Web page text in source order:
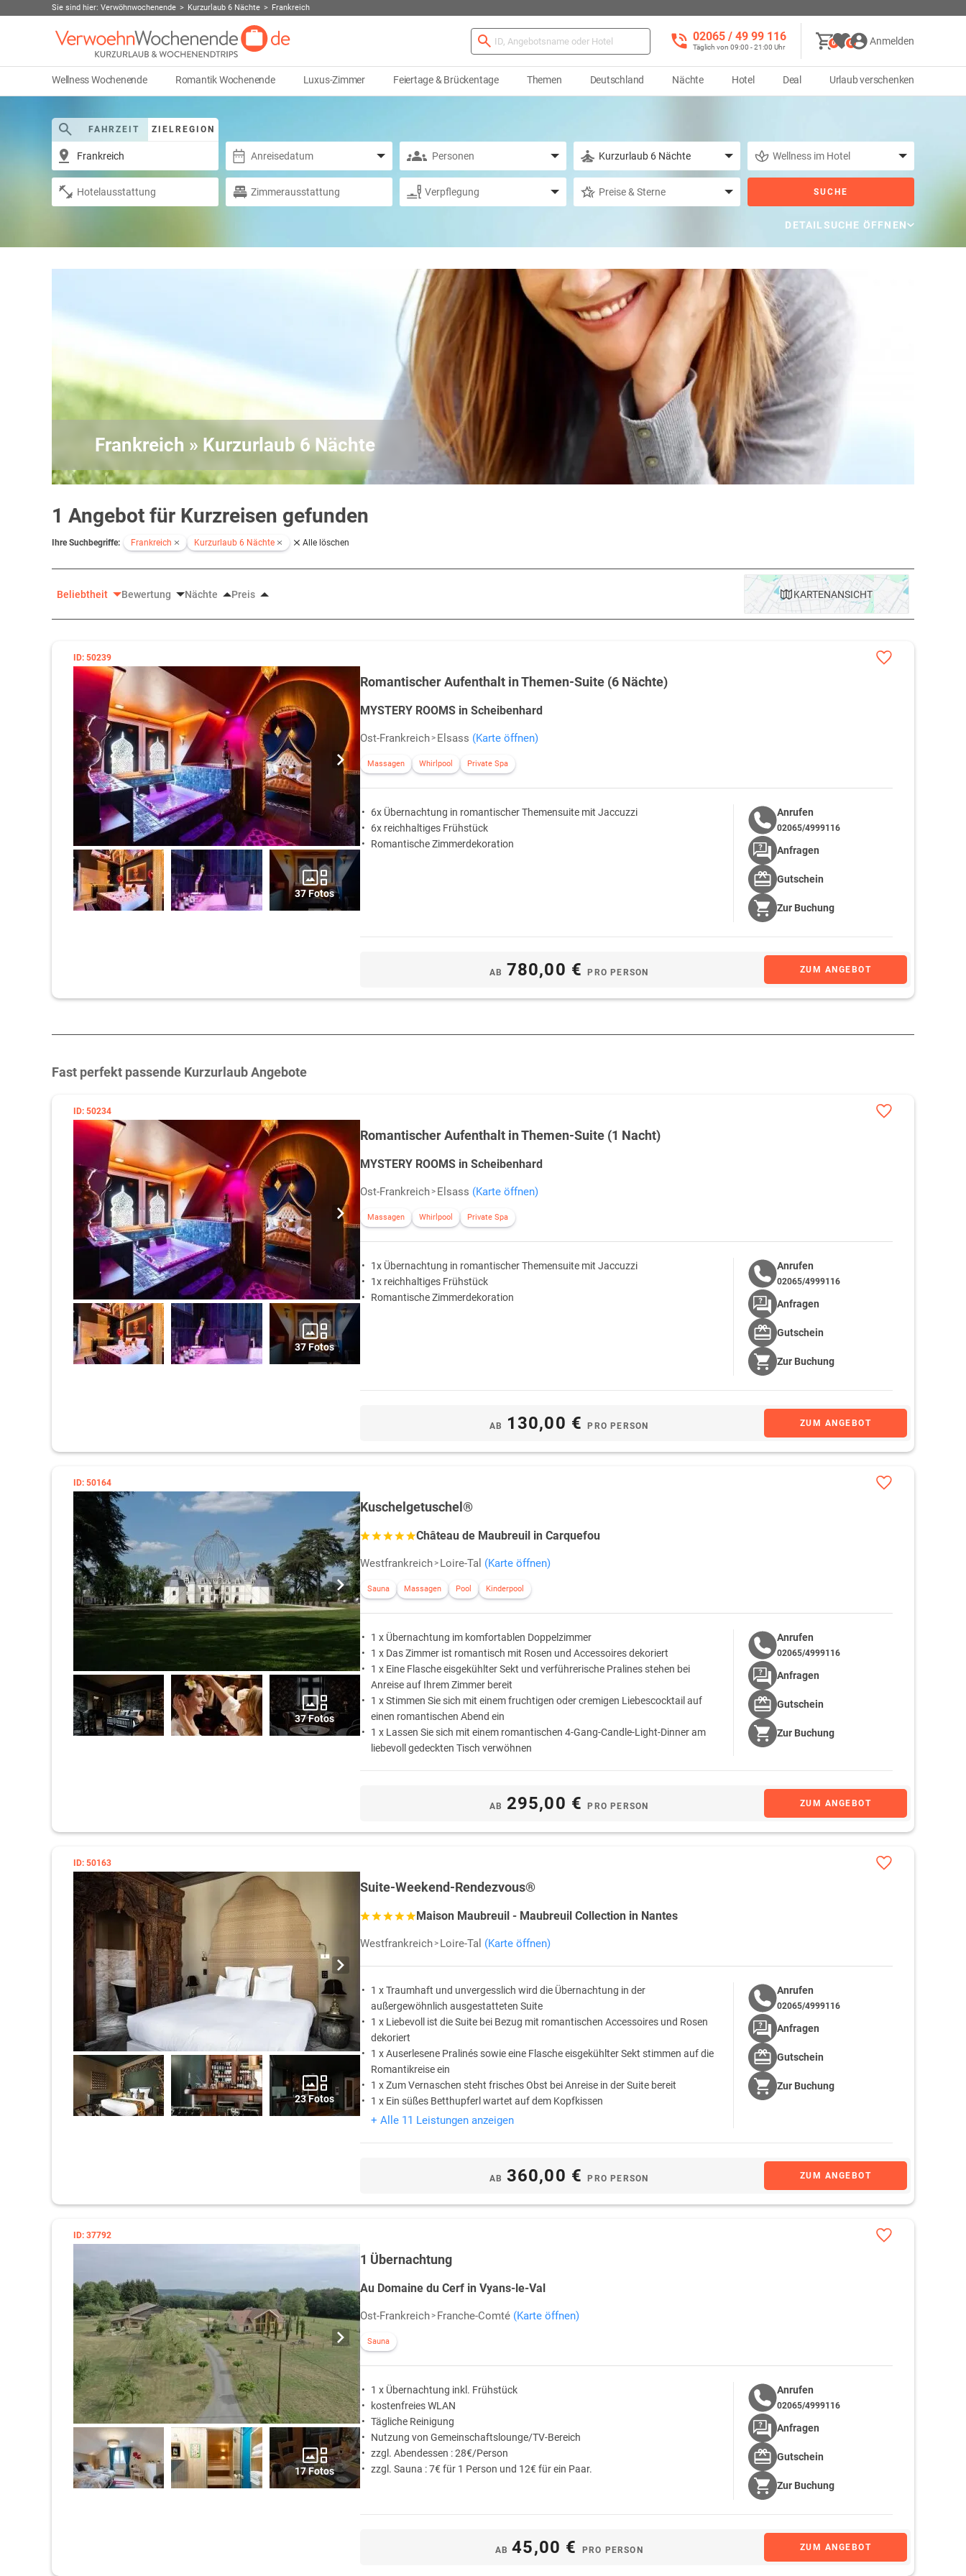
Sie sind hier: Verwöhnwochenende Kurzurlaub 6 Nächte Frankreich
02065 / 49 ‌99 116
Täglich von 09:00 - 21:00 Uhr
0 0 Anmelden
Wellness Wochenende Romantik Wochenende Luxus-Zimmer Feiertage & Brückentage Themen Deutschland Nächte Hotel Deal Urlaub verschenken
FAHRZEIT ZIELREGION
SUCHE
DETAILSUCHE ÖFFNEN
Frankreich » Kurzurlaub 6 Nächte
1 Angebot für Kurzreisen gefunden
Ihre Suchbegriffe: Frankreich Kurzurlaub 6 Nächte Alle löschen
Beliebtheit Bewertung Nächte Preis KARTENANSICHT
ID: 50239
37 Fotos
Romantischer Aufenthalt in Themen-Suite (6 Nächte)
MYSTERY ROOMS in Scheibenhard
Ost-Frankreich Elsass (Karte öffnen)
Massagen Whirlpool Private Spa
6x Übernachtung in romantischer Themensuite mit Jaccuzzi
6x reichhaltiges Frühstück
Romantische Zimmerdekoration
AB 780,00 €PRO PERSON ZUM ANGEBOT
Anrufen
02065/4999116
Anfragen
Gutschein
Zur Buchung
Fast perfekt passende Kurzurlaub Angebote
ID: 50234
37 Fotos
Romantischer Aufenthalt in Themen-Suite (1 Nacht)
MYSTERY ROOMS in Scheibenhard
Ost-Frankreich Elsass (Karte öffnen)
Massagen Whirlpool Private Spa
1x Übernachtung in romantischer Themensuite mit Jaccuzzi
1x reichhaltiges Frühstück
Romantische Zimmerdekoration
AB 130,00 €PRO PERSON ZUM ANGEBOT
Anrufen
02065/4999116
Anfragen
Gutschein
Zur Buchung
ID: 50164
37 Fotos
Kuschelgetuschel®
Château de Maubreuil in Carquefou
Westfrankreich Loire-Tal (Karte öffnen)
Sauna Massagen Pool Kinderpool
1 x Übernachtung im komfortablen Doppelzimmer
1 x Das Zimmer ist romantisch mit Rosen und Accessoires dekoriert
1 x Eine Flasche eisgekühlter Sekt und verführerische Pralines stehen bei
Anreise auf Ihrem Zimmer bereit
1 x Stimmen Sie sich mit einem fruchtigen oder cremigen Liebescocktail auf
einen romantischen Abend ein
1 x Lassen Sie sich mit einem romantischen 4-Gang-Candle-Light-Dinner am
liebevoll gedeckten Tisch verwöhnen
AB 295,00 €PRO PERSON ZUM ANGEBOT
Anrufen
02065/4999116
Anfragen
Gutschein
Zur Buchung
ID: 50163
23 Fotos
Suite-Weekend-Rendezvous®
Maison Maubreuil - Maubreuil Collection in Nantes
Westfrankreich Loire-Tal (Karte öffnen)
1 x Traumhaft und unvergesslich wird die Übernachtung in der
außergewöhnlich ausgestatteten Suite
1 x Liebevoll ist die Suite bei Bezug mit romantischen Accessoires und Rosen
dekoriert
1 x Auserlesene Pralinés sowie eine Flasche eisgekühlter Sekt stimmen auf die
Romantikreise ein
1 x Zum Vernaschen steht frisches Obst bei Anreise in der Suite bereit
1 x Ein süßes Betthupferl wartet auf dem Kopfkissen
1 x Das romantische 4-Gang Candle-Light-Dinner am liebevoll gedeckten Tisch
+ Alle 11 Leistungen anzeigen
AB 360,00 €PRO PERSON ZUM ANGEBOT
Anrufen
02065/4999116
Anfragen
Gutschein
Zur Buchung
ID: 37792
17 Fotos
1 Übernachtung
Au Domaine du Cerf in Vyans-le-Val
Ost-Frankreich Franche-Comté (Karte öffnen)
Sauna
1 x Übernachtung inkl. Frühstück
kostenfreies WLAN
Tägliche Reinigung
Nutzung von Gemeinschaftslounge/TV-Bereich
zzgl. Abendessen : 28€/Person
zzgl. Sauna : 7€ für 1 Person und 12€ für ein Paar.
AB 45,00 € PRO PERSON ZUM ANGEBOT
Anrufen
02065/4999116
Anfragen
Gutschein
Zur Buchung